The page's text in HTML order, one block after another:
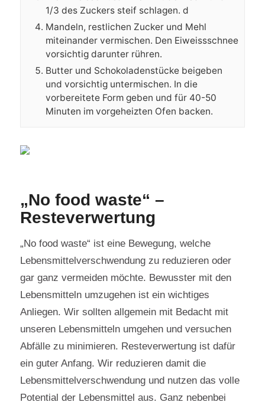
1/3 des Zuckers steif schlagen. d
Mandeln, restlichen Zucker und Mehl
miteinander vermischen. Den Eiweissschnee
vorsichtig darunter rühren.
Butter und Schokoladenstücke beigeben
und vorsichtig untermischen. In die
vorbereitete Form geben und für 40-50
Minuten im vorgeheizten Ofen backen.
„No food waste“ –
Resteverwertung
„No food waste“ ist eine Bewegung, welche
Lebensmittelverschwendung zu reduzieren oder
gar ganz vermeiden möchte. Bewusster mit den
Lebensmitteln umzugehen ist ein wichtiges
Anliegen. Wir sollten allgemein mit Bedacht mit
unseren Lebensmitteln umgehen und versuchen
Abfälle zu minimieren. Resteverwertung ist dafür
ein guter Anfang. Wir reduzieren damit die
Lebensmittelverschwendung und nutzen das volle
Potential der Lebensmittel aus. Ganz nebenbei